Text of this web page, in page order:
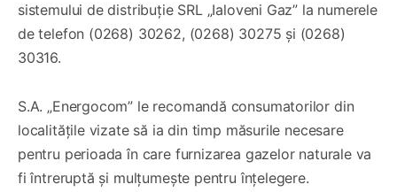
sistemului de distribuție SRL „Ialoveni Gaz” la numerele
de telefon (0268) 30262, (0268) 30275 și (0268)
30316.
S.A. „Energocom” le recomandă consumatorilor din
localitățile vizate să ia din timp măsurile necesare
pentru perioada în care furnizarea gazelor naturale va
fi întreruptă și mulțumește pentru înțelegere.